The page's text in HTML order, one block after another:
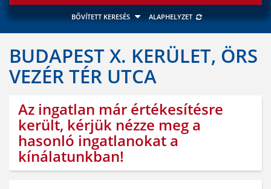
BŐVÍTETT KERESÉS ALAPHELYZET
BUDAPEST X. KERÜLET, ÖRS
VEZÉR TÉR UTCA
Az ingatlan már értékesítésre
került, kérjük nézze meg a
hasonló ingatlanokat a
kínálatunkban!